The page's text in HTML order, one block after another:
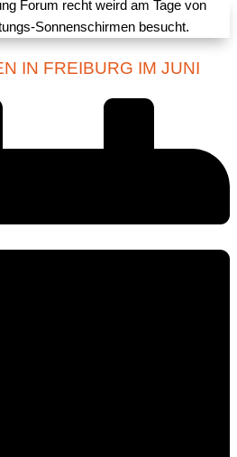
IN FREIBURG IM JUNI